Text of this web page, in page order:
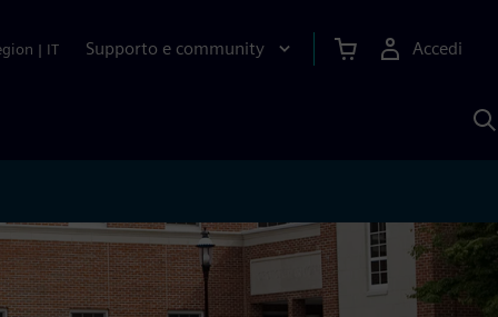
| IT Supporto e community Accedi